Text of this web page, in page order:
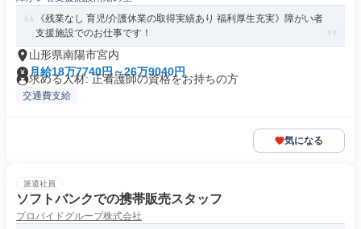
《残業なし 育児/介護休業の取得実績あり 福利厚生充実》障がい者
支援施設でのお仕事です！
山形県南陽市宮内
月給18万7740円～26万9040円
求める人材: 正看護師の資格をお持ちの方
交通費支給
気になる
派遣社員
ソフトバンクでの携帯販売スタッフ
プロバイドグループ株式会社